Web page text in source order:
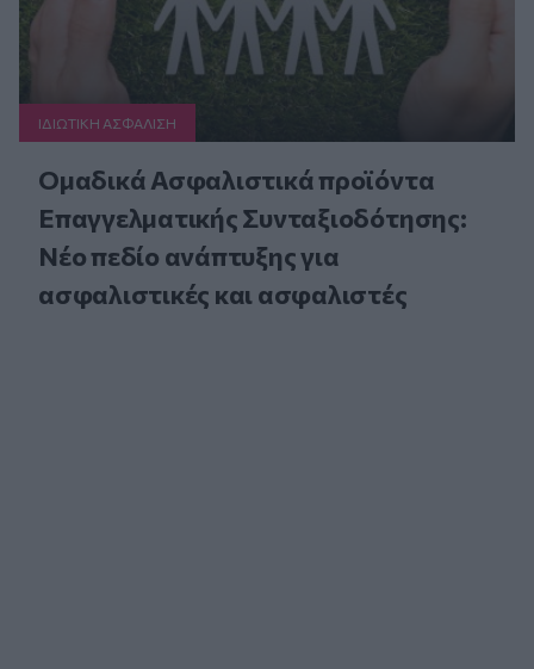
ΙΔΙΩΤΙΚΗ ΑΣΦAΛΙΣΗ
Ομαδικά Ασφαλιστικά προϊόντα
Επαγγελματικής Συνταξιοδότησης:
Νέο πεδίο ανάπτυξης για
ασφαλιστικές και ασφαλιστές